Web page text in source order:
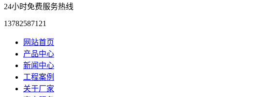
24小时免费服务热线
13782587121
网站首页
产品中心
新闻中心
工程案例
关于厂家